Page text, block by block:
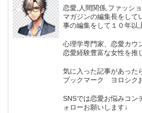
恋愛,人間関係,ファッシ
マガジンの編集長をして
事の編集をして１０年以
心理学専門家、恋愛カウ
恋愛経験豊富な女性を推
気に入った記事があった
ブックマーク ヨロシク
SNSでは恋愛お悩みコン
ォローお願いします↓